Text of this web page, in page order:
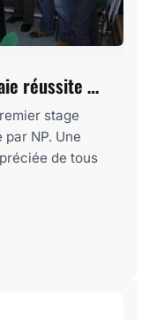
réussite …
stage
NP. Une
de tous